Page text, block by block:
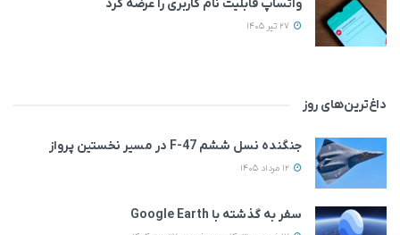
واتساپ قابلیت نام کاربری را عرضه کرد
داغ‌ترین‌های روز
جنگنده نسل ششم F-47 در مسیر نخستین پرواز
سفر به گذشته با Google Earth